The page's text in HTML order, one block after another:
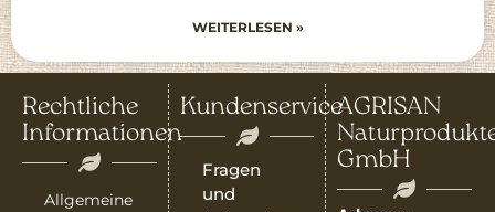
WEITERLESEN »
Rechtliche
Informationen
Allgemeine
Kundenservice
Fragen
und
AGRISAN
GmbH